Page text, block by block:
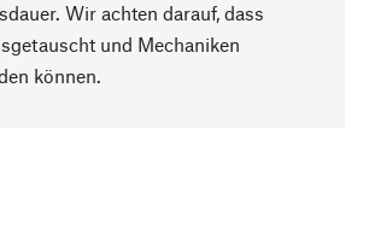
Wir achten darauf, dass
und Mechaniken
können.